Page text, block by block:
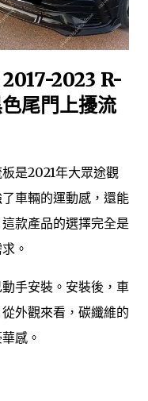
2023 R-
尾門上擾流
是2021年大眾途觀
車輛的運動感，還能
款產品的選擇完全是
。
手安裝。安裝後，車
外觀來看，碳纖維的
感。